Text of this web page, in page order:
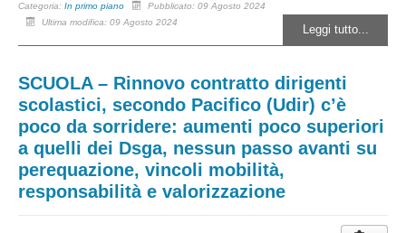
Categoria: In primo piano
Pubblicato: 09 Agosto 2024
Ultima modifica: 09 Agosto 2024
Leggi tutto...
SCUOLA – Rinnovo contratto dirigenti
scolastici, secondo Pacifico (Udir) c’è
poco da sorridere: aumenti poco superiori
a quelli dei Dsga, nessun passo avanti su
perequazione, vincoli mobilità,
responsabilità e valorizzazione